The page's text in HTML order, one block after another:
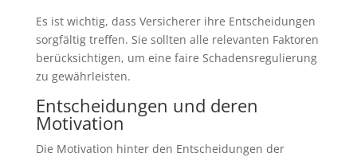
Es ist wichtig, dass Versicherer ihre Entscheidungen
sorgfältig treffen. Sie sollten alle relevanten Faktoren
berücksichtigen, um eine faire Schadensregulierung
zu gewährleisten.
Entscheidungen und deren
Motivation
Die Motivation hinter den Entscheidungen der